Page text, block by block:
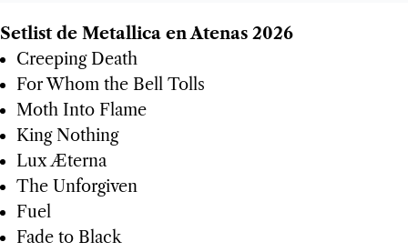
Setlist de Metallica en Atenas 2026
Creeping Death
For Whom the Bell Tolls
Moth Into Flame
King Nothing
Lux Æterna
The Unforgiven
Fuel
Fade to Black